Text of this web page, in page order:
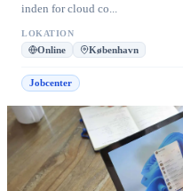
inden for cloud co...
LOKATION
Online København
Jobcenter